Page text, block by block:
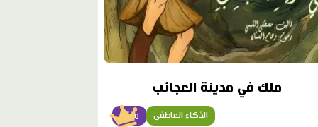
ملك في مدينة العجائب
متقن الذكاء العاطفي